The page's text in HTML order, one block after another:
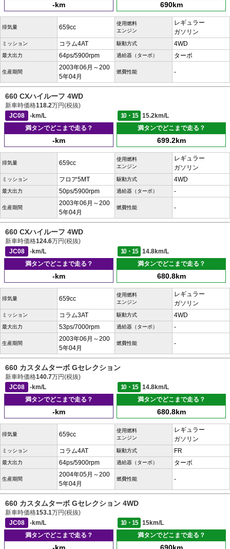
-km 690km
排気量 659cc
使用燃料
エンジン
レギュラー
ガソリン
ミッション コラム4AT 駆動方式 4WD
最大出力 64ps/5900rpm 過給器（ターボ） ターボ
生産期間
2003年06月～200
5年04月
燃費性能 -
660 CXハイルーフ 4WD
新車時価格118.2万円(税抜)
JC08
-km/L 10・15
15.2km/L
満タンでどこまで走る？
-km
満タンでどこまで走る？
699.2km
排気量 659cc
使用燃料
エンジン
レギュラー
ガソリン
ミッション フロア5MT 駆動方式 4WD
最大出力 50ps/5900rpm 過給器（ターボ） -
生産期間
2003年06月～200
5年04月
燃費性能 -
660 CXハイルーフ 4WD
新車時価格124.6万円(税抜)
JC08
-km/L 10・15
14.8km/L
満タンでどこまで走る？
-km
満タンでどこまで走る？
680.8km
排気量 659cc
使用燃料
エンジン
レギュラー
ガソリン
ミッション コラム3AT 駆動方式 4WD
最大出力 53ps/7000rpm 過給器（ターボ） -
生産期間
2003年06月～200
5年04月
燃費性能 -
660 カスタムターボ Gセレクション
新車時価格140.7万円(税抜)
JC08
-km/L 10・15
14.8km/L
満タンでどこまで走る？
-km
満タンでどこまで走る？
680.8km
排気量 659cc
使用燃料
エンジン
レギュラー
ガソリン
ミッション コラム4AT 駆動方式 FR
最大出力 64ps/5900rpm 過給器（ターボ） ターボ
生産期間
2004年05月～200
5年04月
燃費性能 -
660 カスタムターボ Gセレクション 4WD
新車時価格153.1万円(税抜)
JC08
-km/L 10・15
15km/L
満タンでどこまで走る？
満タンでどこまで走る？